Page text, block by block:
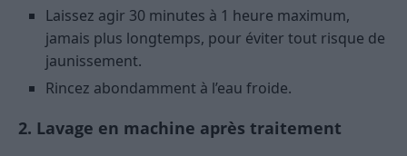
Laissez agir 30 minutes à 1 heure maximum,
jamais plus longtemps, pour éviter tout risque de
jaunissement.
Rincez abondamment à l’eau froide.
2. Lavage en machine après traitement